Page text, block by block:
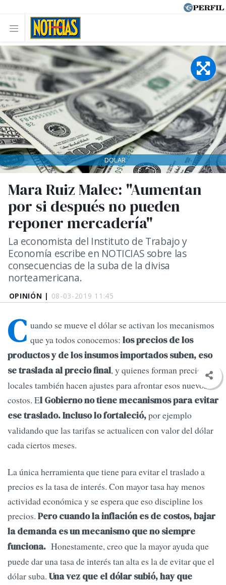
OPINIÓN | 08-03-2019 11:45
Mara Ruiz Malec: "Aumentan
por si después no pueden
reponer mercadería"
La economista del Instituto de Trabajo y
Economía escribe en NOTICIAS sobre las
consecuencias de la suba de la divisa
norteamericana.
DOLAR
C uando se mueve el dólar se activan los mecanismos
que ya todos conocemos: los precios de los
productos y de los insumos importados suben, eso
se traslada al precio final, y quienes forman precios
locales también hacen ajustes para afrontar esos nuevos
costos. El Gobierno no tiene mecanismos para evitar
ese traslado.Incluso lo fortaleció,por ejemplo
validando que las tarifas se actualicen con valor del dólar
cada ciertos meses.
La única herramienta que tiene para evitar el traslado a
precios es la tasa de interés. Con mayor tasa hay menos
actividad económica y se espera que eso discipline los
precios. Pero cuando la inflación es de costos, bajar
la demanda es un mecanismo que no siempre
funciona. Honestamente, creo que la mayor ayuda que
puede dar una tasa de interés tan alta es la de evitar que el
dólar suba. Una vez que el dólar subió, hay que